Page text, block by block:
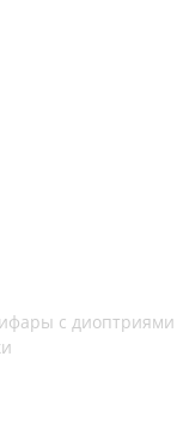
с диоптриями